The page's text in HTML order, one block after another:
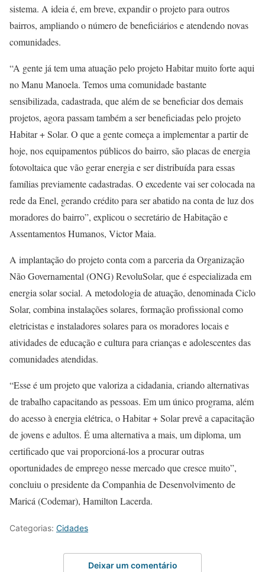
sistema. A ideia é, em breve, expandir o projeto para outros
bairros, ampliando o número de beneficiários e atendendo novas
comunidades.
“A gente já tem uma atuação pelo projeto Habitar muito forte aqui
no Manu Manoela. Temos uma comunidade bastante
sensibilizada, cadastrada, que além de se beneficiar dos demais
projetos, agora passam também a ser beneficiadas pelo projeto
Habitar + Solar. O que a gente começa a implementar a partir de
hoje, nos equipamentos públicos do bairro, são placas de energia
fotovoltaica que vão gerar energia e ser distribuída para essas
famílias previamente cadastradas. O excedente vai ser colocada na
rede da Enel, gerando crédito para ser abatido na conta de luz dos
moradores do bairro”, explicou o secretário de Habitação e
Assentamentos Humanos, Victor Maia.
A implantação do projeto conta com a parceria da Organização
Não Governamental (ONG) RevoluSolar, que é especializada em
energia solar social. A metodologia de atuação, denominada Ciclo
Solar, combina instalações solares, formação profissional como
eletricistas e instaladores solares para os moradores locais e
atividades de educação e cultura para crianças e adolescentes das
comunidades atendidas.
“Esse é um projeto que valoriza a cidadania, criando alternativas
de trabalho capacitando as pessoas. Em um único programa, além
do acesso à energia elétrica, o Habitar + Solar prevê a capacitação
de jovens e adultos. É uma alternativa a mais, um diploma, um
certificado que vai proporcioná-los a procurar outras
oportunidades de emprego nesse mercado que cresce muito”,
concluiu o presidente da Companhia de Desenvolvimento de
Maricá (Codemar), Hamilton Lacerda.
Categorias: Cidades
Deixar um comentário